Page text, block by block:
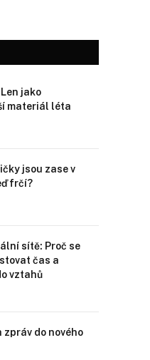
jako
materiál léta
jsou zase v
frčí?
sítě: Proč se
čas a
vztahů
zpráv do nového